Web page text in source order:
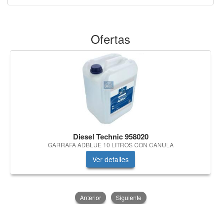
Ofertas
Diesel Technic 958020
GARRAFA ADBLUE 10 LITROS CON CANULA
Ver detalles
Anterior Siguiente